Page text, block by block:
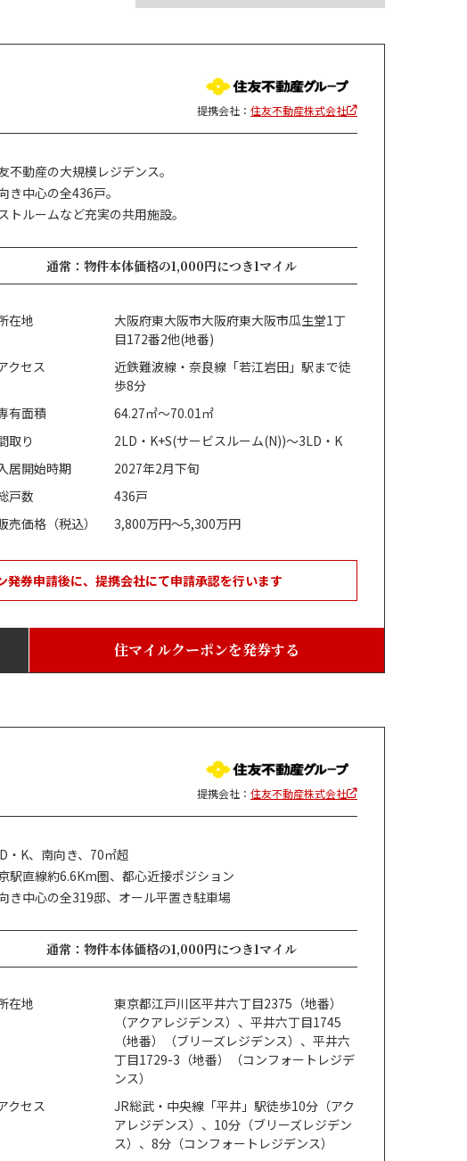
提携会社： 住友不動産株式会社
不動産の大規模レジデンス。
き中心の全436戸。
トルームなど充実の共用施設。
通常：物件本体価格の1,000円につき1マイル
在地
大阪府東大阪市大阪府東大阪市瓜生堂1丁
目172番2他(地番)
クセス
近鉄難波線・奈良線「若江岩田」駅まで徒
歩8分
有面積
64.27㎡～70.01㎡
取り
2LD・K+S(サービスルーム(N))～3LD・K
居開始時期
2027年2月下旬
戸数
436戸
売価格（税込）
3,800万円～5,300万円
発券申請後に、提携会社にて申請承認を行います
住マイルクーポンを発券する
提携会社： 住友不動産株式会社
・K、南向き、70㎡超
駅直線約6.6Km圏、都心近接ポジション
き中心の全319邸、オール平置き駐車場
通常：物件本体価格の1,000円につき1マイル
在地
東京都江戸川区平井六丁目2375（地番）
（アクアレジデンス）、平井六丁目1745
（地番）（ブリーズレジデンス）、平井六
丁目1729-3（地番）（コンフォートレジデ
ンス）
クセス
JR総武・中央線「平井」駅徒歩10分（アク
アレジデンス）、10分（ブリーズレジデン
ス）、8分（コンフォートレジデンス）